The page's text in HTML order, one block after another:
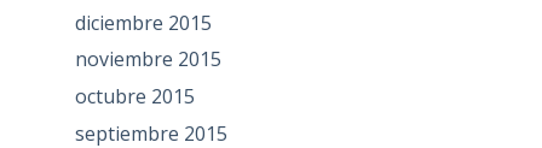
diciembre 2015
noviembre 2015
octubre 2015
septiembre 2015